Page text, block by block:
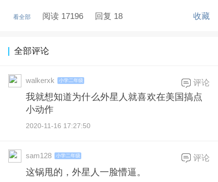
看全部 阅读 17196 回复 18 收藏
全部评论
walkerxk 小学二年级
我就想知道为什么外星人就喜欢在美国搞点
小动作
2020-11-16 17:27:50
评论
sam128 小学二年级
这锅甩的，外星人一脸懵逼。
评论